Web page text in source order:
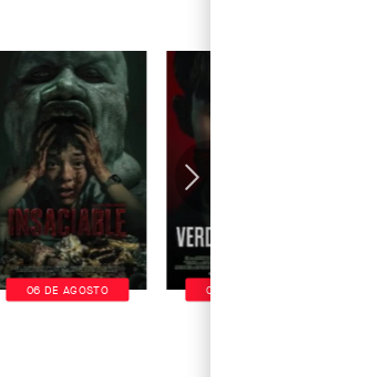
06 DE AGOSTO 06 DE AGOSTO